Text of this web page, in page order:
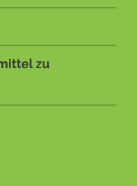
zu